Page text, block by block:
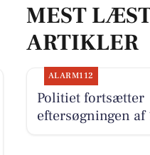
MEST
ARTIKLER
ALARM112
Politiet fortsætter
eftersøgningen af